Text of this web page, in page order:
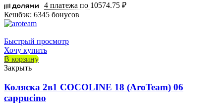
4 платежа по 10574.75 ₽
Кешбэк: 6345 бонусов
Быстрый просмотр
Хочу купить
В корзину
Закрыть
Коляска 2в1 COCOLINE 18 (AroTeam) 06
cappucino